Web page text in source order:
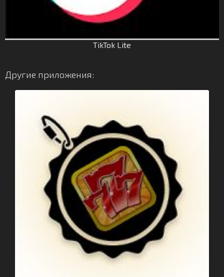
TikTok Lite
Другие приложения: